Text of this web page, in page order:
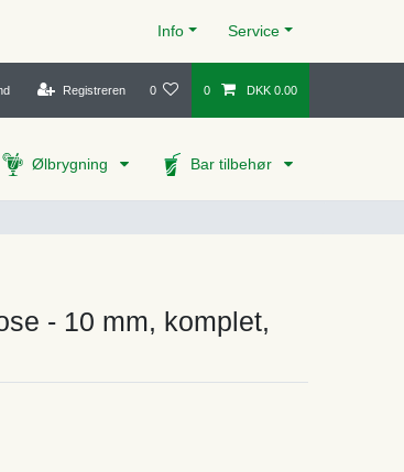
Info Service
Registreren 0 0 DKK 0.00
Ølbrygning Bar tilbehør
- 10 mm, komplet,